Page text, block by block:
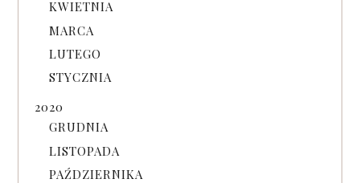
KWIETNIA
MARCA
LUTEGO
STYCZNIA
2020
GRUDNIA
LISTOPADA
PAŹDZIERNIKA